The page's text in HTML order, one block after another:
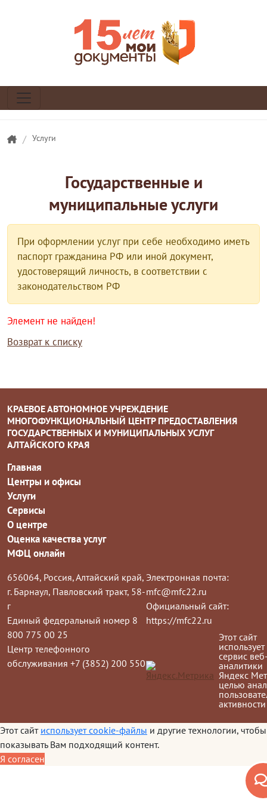
/ Услуги
Государственные и
муниципальные услуги
При оформлении услуг при себе необходимо иметь
паспорт гражданина РФ или иной документ,
удостоверящий личность, в соответствии с
законодательством РФ
Элемент не найден!
Возврат к списку
КРАЕВОЕ АВТОНОМНОЕ УЧРЕЖДЕНИЕ
МНОГОФУНКЦИОНАЛЬНЫЙ ЦЕНТР ПРЕДОСТАВЛЕНИЯ
ГОСУДАРСТВЕННЫХ И МУНИЦИПАЛЬНЫХ УСЛУГ
АЛТАЙСКОГО КРАЯ
Главная
Центры и офисы
Услуги
Сервисы
О центре
Оценка качества услуг
МФЦ онлайн
656064, Россия, Алтайский край,
г. Барнаул, Павловский тракт, 58-
г
Единый федеральный номер 8
800 775 00 25
Центр телефонного
обслуживания +7 (3852) 200 550
Электронная почта:
mfc@mfc22.ru
Официальный сайт:
https://mfc22.ru
Этот сайт
использует
сервис
аналитики
Яндекс
целью
активности
Этот сайт использует cookie-файлы и другие технологии, чтобы
показывать Вам подходящий контент.
Я согласен